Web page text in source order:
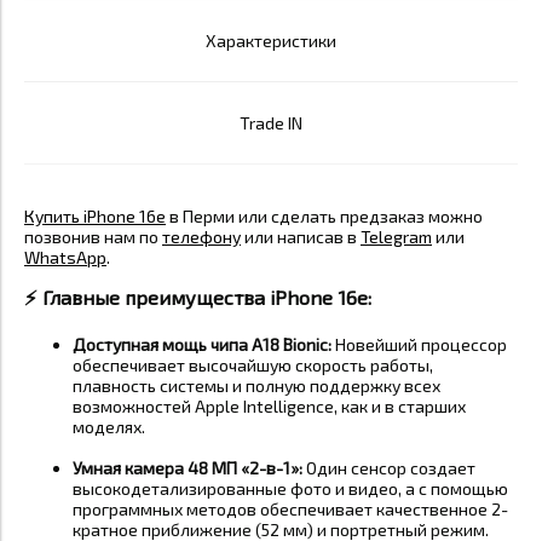
Характеристики
Trade IN
Купить iPhone 16e в Перми или сделать предзаказ можно
позвонив нам по телефонуили написав в Telegram или
WhatsApp.
⚡️ Главные преимущества iPhone 16e:
Доступная мощь чипа A18 Bionic:Новейший процессор
обеспечивает высочайшую скорость работы,
плавность системы и полную поддержку всех
возможностей Apple Intelligence, как и в старших
моделях.
Умная камера 48 МП «2-в-1»:Один сенсор создает
высокодетализированные фото и видео, а с помощью
программных методов обеспечивает качественное 2-
кратное приближение (52 мм) и портретный режим.